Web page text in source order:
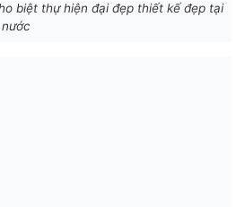
biệt thự hiện đại đẹp thiết kế đẹp tại